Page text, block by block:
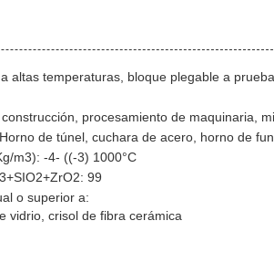
altas temperaturas, bloque plegable a
procesamiento de maquinaria,
de túnel, cuchara de acero, horno de
m3): -4- ((-3) 1000°C
99
o superior a:
vidrio, crisol de fibra cerámica